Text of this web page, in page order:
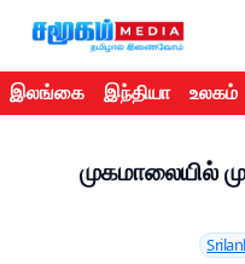
இலங்கை இந்தியா உலகம்
முகமாலையில்